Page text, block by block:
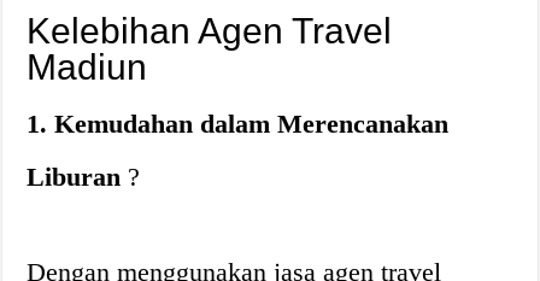
Kelebihan Agen Travel
Madiun
1. Kemudahan dalam Merencanakan
Liburan ?️
Dengan menggunakan jasa agen travel